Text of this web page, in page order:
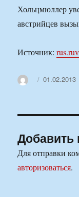
Хольцмюллер
австрийцев
Источник:
Автор01.02.2013
Добавить
Для отправки
авторизоваться.